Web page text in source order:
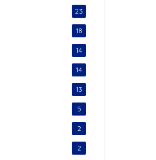
23
18
14
14
13
5
2
2